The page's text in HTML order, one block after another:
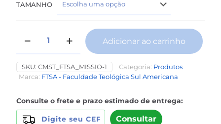
TAMANHO
FTSA
Dei
Manga
Longa
Adicionar ao carrinho
SKU: CMST_FTSA_MISSIO-1 Categoria: Produtos
Marca: FTSA - Faculdade Teológica Sul Americana
Consulte o frete e prazo estimado de entrega:
Consultar